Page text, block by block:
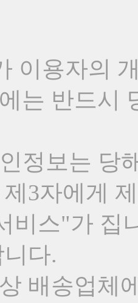
이용자의
는 반드시
정보는 당
3자에게
비스"가 집
다.
배송업체